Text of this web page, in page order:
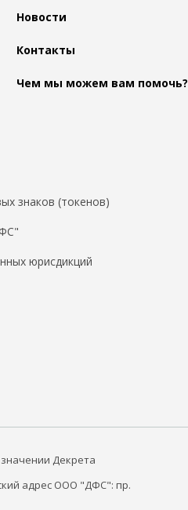
Новости
Контакты
Чем мы можем вам помочь?
знаков (токенов)
юрисдикций
Декрета
адрес ООО "ДФС": пр.